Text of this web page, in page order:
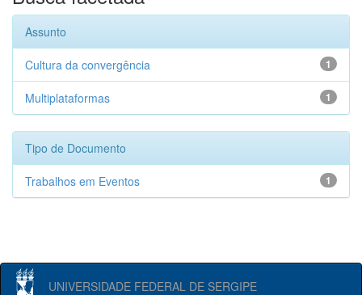
Assunto
1
Cultura da convergência
1
Multiplataformas
Tipo de Documento
1
Trabalhos em Eventos
UNIVERSIDADE FEDERAL DE SERGIPE